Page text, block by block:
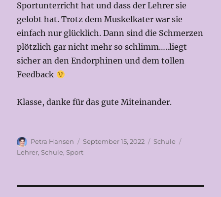
Sportunterricht hat und dass der Lehrer sie
gelobt hat. Trotz dem Muskelkater war sie
einfach nur glücklich. Dann sind die Schmerzen
plötzlich gar nicht mehr so schlimm…..liegt
sicher an den Endorphinen und dem tollen
Feedback
Klasse, danke für das gute Miteinander.
Autor
Petra Hansen
Veröffentlicht
am
September 15, 2022 Kategorien
Schule
Lehrer, Schule, Sport